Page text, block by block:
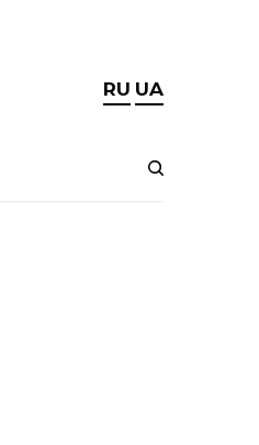
RU UA